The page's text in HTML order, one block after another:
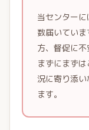
当センター
数届いてい
方、督促に
まずにまず
況に寄り添
ます。